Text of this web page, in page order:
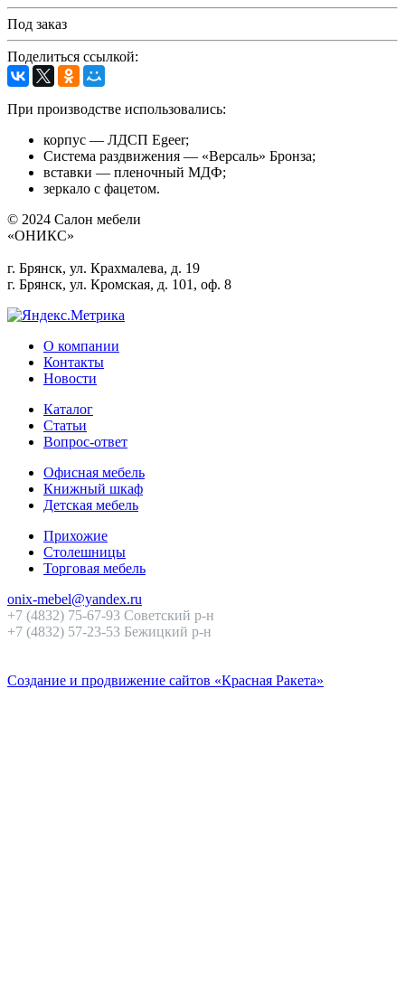
Под заказ
Поделиться ссылкой:
При производстве использовались:
корпус — ЛДСП Egeer;
Система раздвижения — «Версаль» Бронза;
вставки — пленочный МДФ;
зеркало с фацетом.
© 2024 Салон мебели
«ОНИКС»
г. Брянск, ул. Крахмалева, д. 19
г. Брянск, ул. Кромская, д. 101, оф. 8
О компании
Контакты
Новости
Каталог
Статьи
Вопрос-ответ
Офисная мебель
Книжный шкаф
Детская мебель
Прихожие
Столешницы
Торговая мебель
onix-mebel@yandex.ru
+7 (4832) 75-67-93 Советский р-н
+7 (4832) 57-23-53 Бежицкий р-н
Создание и продвижение сайтов «Красная Ракета»